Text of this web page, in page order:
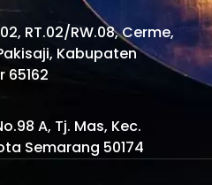
RT.02/RW.08, Cerme,
Kabupaten
65162
A, Tj. Mas, Kec.
Semarang 50174